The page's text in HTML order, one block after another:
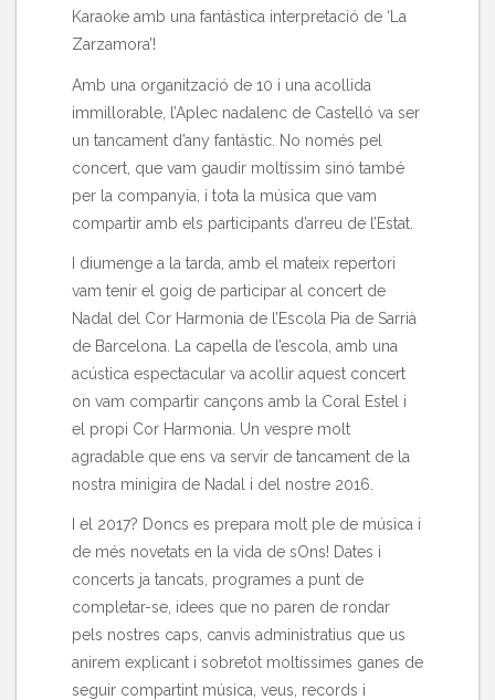
Karaoke amb una fantàstica interpretació de ‘La
Zarzamora’!
Amb una organització de 10 i una acollida
immillorable, l’Aplec nadalenc de Castelló va ser
un tancament d’any fantàstic. No només pel
concert, que vam gaudir moltíssim sinó també
per la companyia, i tota la música que vam
compartir amb els participants d’arreu de l’Estat.
I diumenge a la tarda, amb el mateix repertori
vam tenir el goig de participar al concert de
Nadal del Cor Harmonia de l’Escola Pia de Sarrià
de Barcelona. La capella de l’escola, amb una
acústica espectacular va acollir aquest concert
on vam compartir cançons amb la Coral Estel i
el propi Cor Harmonia. Un vespre molt
agradable que ens va servir de tancament de la
nostra minigira de Nadal i del nostre 2016.
I el 2017? Doncs es prepara molt ple de música i
de més novetats en la vida de sOns! Dates i
concerts ja tancats, programes a punt de
completar-se, idees que no paren de rondar
pels nostres caps, canvis administratius que us
anirem explicant i sobretot moltíssimes ganes de
seguir compartint música, veus, records i